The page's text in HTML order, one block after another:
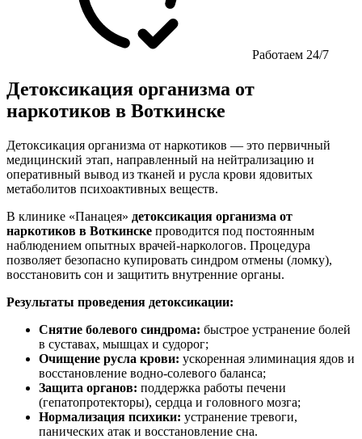
Работаем 24/7
Детоксикация организма от
наркотиков в Воткинске
Детоксикация организма от наркотиков — это первичный
медицинский этап, направленный на нейтрализацию и
оперативный вывод из тканей и русла крови ядовитых
метаболитов психоактивных веществ.
В клинике «Панацея» детоксикация организма от
наркотиков в Воткинске проводится под постоянным
наблюдением опытных врачей-наркологов. Процедура
позволяет безопасно купировать синдром отмены (ломку),
восстановить сон и защитить внутренние органы.
Результаты проведения детоксикации:
Снятие болевого синдрома: быстрое устранение болей
в суставах, мышцах и судорог;
Очищение русла крови: ускоренная элиминация ядов и
восстановление водно-солевого баланса;
Защита органов: поддержка работы печени
(гепатопротекторы), сердца и головного мозга;
Нормализация психики: устранение тревоги,
панических атак и восстановление сна.